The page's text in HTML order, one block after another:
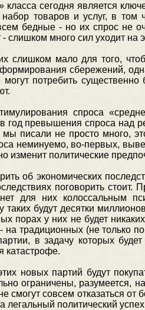
класса сегодня является
товаров и услуг, в том
бедные - но их спрос не
- слишком много сил уходит
слишком мало для того,
сбережений,
могут потребить
спроса
год превышения спроса над
писали не просто много,
неминуемо, во-первых,
изменит политические
об экономических
поговорить
для них колоссальным
таких будут десятки
порах у них не будет
на традиционных (не только
в задачу которых
катастрофе.
новых партий будут
ограничены, разумеется,
смогут совсем отказаться
легальный политический